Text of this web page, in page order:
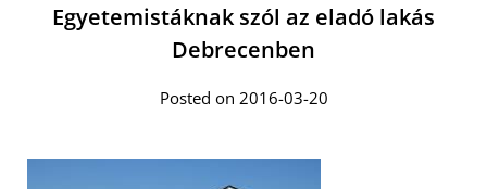
Egyetemistáknak szól az eladó lakás
Debrecenben
Posted on 2016-03-20